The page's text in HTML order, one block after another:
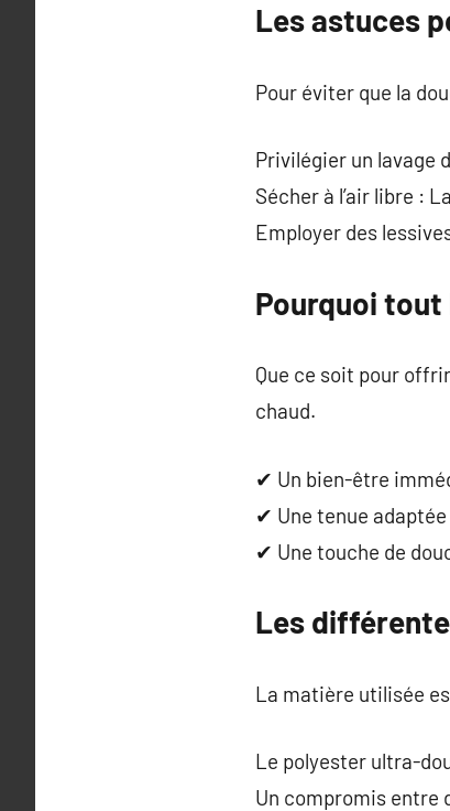
Les astuces
Pour éviter que la
Privilégier un lavage
Sécher à l’air libre :
Employer des
Pourquoi tout
Que ce soit pour
chaud.
✔ Un bien-être
✔ Une tenue
✔ Une touche de
Les
La matière utilisée
Le polyester ultra-
Un compromis entre